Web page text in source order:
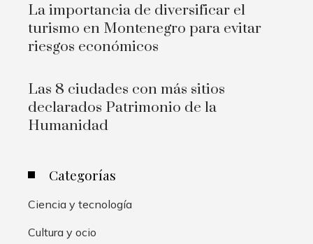
La importancia de diversificar el
turismo en Montenegro para evitar
riesgos económicos
Las 8 ciudades con más sitios
declarados Patrimonio de la
Humanidad
Categorías
Ciencia y tecnología
Cultura y ocio